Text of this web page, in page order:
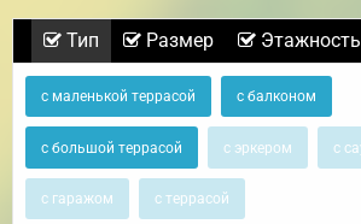
Тип Размер Этажность
с маленькой террасой с балконом
с большой террасой с эркером с
с гаражом с террасой